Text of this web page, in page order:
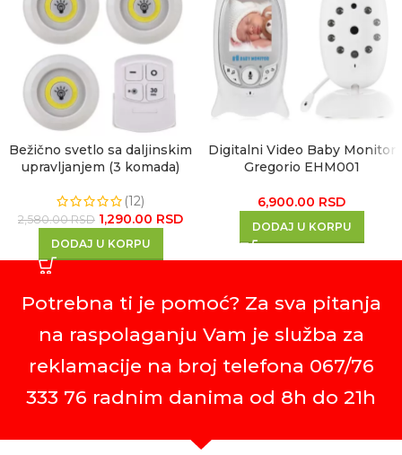
Bežično svetlo sa daljinskim
upravljanjem (3 komada)
(12)
2,580.00RSD 1,290.00 RSD
DODAJ U KORPU
Digitalni Video Baby Monitor
Gregorio EHM001
6,900.00 RSD
DODAJ U KORPU
Potrebna ti je pomoć? Za sva pitanja
na raspolaganju Vam je služba za
reklamacije na broj telefona 067/76
333 76 radnim danima od 8h do 21h